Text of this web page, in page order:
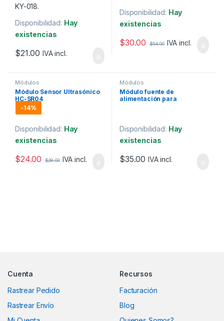
Disponibilidad: Hay
existencias
$21.00 IVA incl.
Disponibilidad: Hay
existencias
$30.00 $54.00 IVA incl.
Módulos
Módulo Sensor Ultrasónico
HC-SR04
-14%
Disponibilidad: Hay
existencias
$24.00 $28.00 IVA incl.
Módulos
Módulo fuente de
alimentación para
Disponibilidad: Hay
existencias
$35.00 IVA incl.
Cuenta
Rastrear Pedido
Rastrear Envío
Recursos
Facturación
Blog